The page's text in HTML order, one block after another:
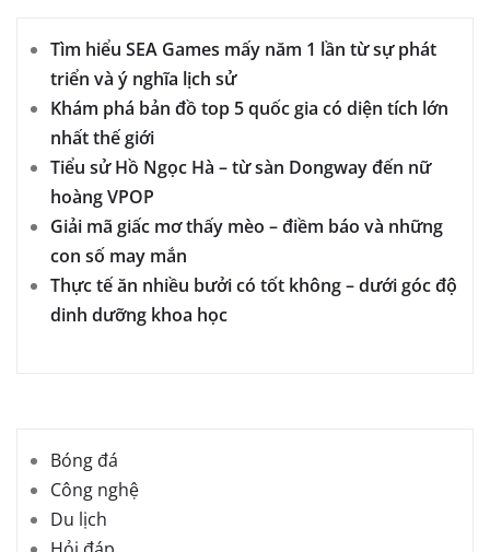
Tìm hiểu SEA Games mấy năm 1 lần từ sự phát
triển và ý nghĩa lịch sử
Khám phá bản đồ top 5 quốc gia có diện tích lớn
nhất thế giới
Tiểu sử Hồ Ngọc Hà – từ sàn Dongway đến nữ
hoàng VPOP
Giải mã giấc mơ thấy mèo – điềm báo và những
con số may mắn
Thực tế ăn nhiều bưởi có tốt không – dưới góc độ
dinh dưỡng khoa học
Bóng đá
Công nghệ
Du lịch